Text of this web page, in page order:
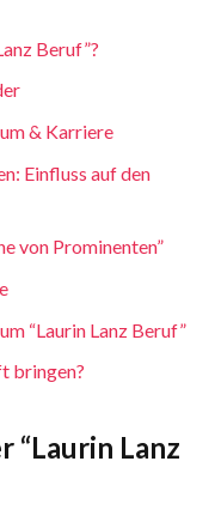
Beruf”?
& Karriere
Einfluss auf den
von Prominenten”
“Laurin Lanz Beruf”
bringen?
“Laurin Lanz